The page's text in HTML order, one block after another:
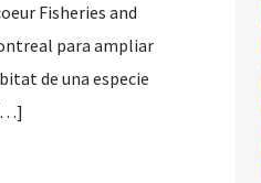
Fisheries and
para ampliar
de una especie